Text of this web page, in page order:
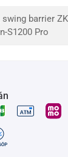
swing barrier
S1200 Pro